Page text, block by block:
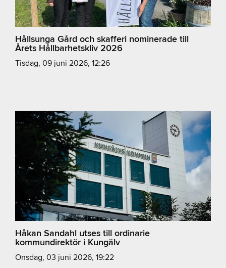
Hållsunga Gård och skafferi nominerade till
Årets Hållbarhetskliv 2026
tisdag, 09 juni 2026, 12:26
Håkan Sandahl utses till ordinarie
kommundirektör i Kungälv
onsdag, 03 juni 2026, 19:22